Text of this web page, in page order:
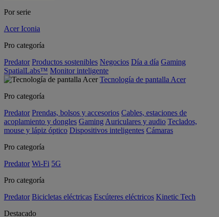
Por serie
Acer Iconia
Pro categoría
Predator Productos sostenibles Negocios Día a día Gaming
SpatialLabs™ Monitor inteligente
Tecnología de pantalla Acer
Pro categoría
Predator Prendas, bolsos y accesorios Cables, estaciones de
acoplamiento y dongles Gaming Auriculares y audio Teclados,
mouse y lápiz óptico Dispositivos inteligentes Cámaras
Pro categoría
Predator Wi-Fi 5G
Pro categoría
Predator Bicicletas eléctricas Escúteres eléctricos Kinetic Tech
Destacado